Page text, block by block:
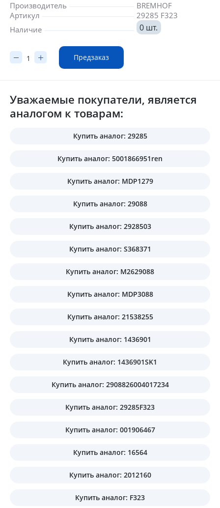
Производитель
BREMHOF
Артикул
29285 F323
Наличие
0 шт.
Предзаказ
Уважаемые покупатели, является
аналогом к товарам:
Купить аналог: 29285
Купить аналог: 5001866951ren
Купить аналог: MDP1279
Купить аналог: 29088
Купить аналог: 2928503
Купить аналог: S368371
Купить аналог: M2629088
Купить аналог: MDP3088
Купить аналог: 21538255
Купить аналог: 1436901
Купить аналог: 1436901SK1
Купить аналог: 2908826004017234
Купить аналог: 29285F323
Купить аналог: 001906467
Купить аналог: 16564
Купить аналог: 2012160
Купить аналог: F323